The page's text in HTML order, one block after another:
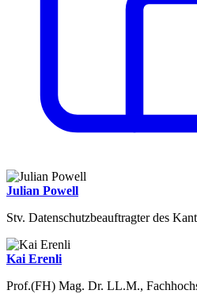
Julian Powell
Stv. Datenschutzbeauftragter des
Kai Erenli
Prof.(FH) Mag. Dr. LL.M.,